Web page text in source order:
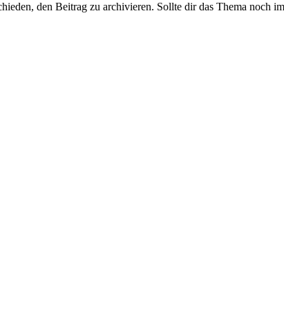
den Beitrag zu archivieren. Sollte dir das Thema noch